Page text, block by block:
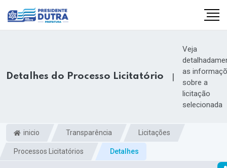
Detalhes do Processo Licitatório |
Veja
as
sobre a
licitação
selecionada
inicio Transparência Licitações
Processos Licitatórios Detalhes